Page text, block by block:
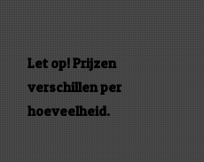
Let op! Prijzen
verschillen per
hoeveelheid.